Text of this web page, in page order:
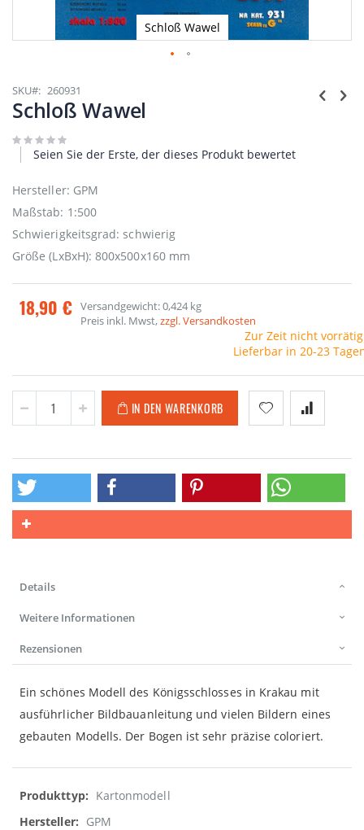
Schloß Wawel
Anfang
der
Bildgalerie
SKU 260931
Schloß Wawel
Seien Sie der Erste, der dieses Produkt bewertet
Hersteller: GPM
Maßstab: 1:500
Schwierigkeitsgrad: schwierig
Größe (LxBxH): 800x500x160 mm
18,90 € Versandgewicht: 0,424 kg
Preis inkl. Mwst,zzgl. Versandkosten
Zur Zeit nicht
Lieferbar in 20-23
IN DEN WARENKORB
Details
Weitere Informationen
Rezensionen
Ein schönes Modell des Königsschlosses in Krakau mit
ausführlicher Bildbauanleitung und vielen Bildern eines
gebauten Modells. Der Bogen ist sehr präzise coloriert.
Weitere
Informationen
Kartonmodell
GPM